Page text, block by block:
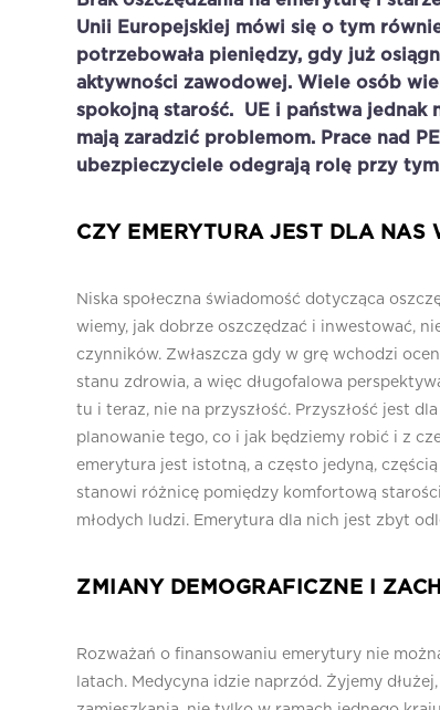
Unii Europejskiej mówi się o tym
potrzebowała pieniędzy, gdy już
aktywności zawodowej. Wiele osób
spokojną starość. UE i państwa
mają zaradzić problemom. Prace nad
ubezpieczyciele odegrają rolę przy
CZY EMERYTURA JEST DLA NAS
Niska społeczna świadomość dotycząca
wiemy, jak dobrze oszczędzać i inwestować,
czynników. Zwłaszcza gdy w grę wchodzi
stanu zdrowia, a więc długofalowa
tu i teraz, nie na przyszłość. Przyszłość jest
planowanie tego, co i jak będziemy robić i z
emerytura jest istotną, a często jedyną,
stanowi różnicę pomiędzy komfortową
młodych ludzi. Emerytura dla nich jest zbyt
ZMIANY DEMOGRAFICZNE I
Rozważań o finansowaniu emerytury nie
latach. Medycyna idzie naprzód. Żyjemy